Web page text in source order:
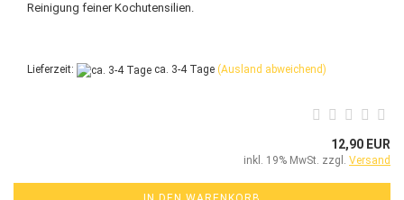
Reinigung feiner Kochutensilien.
Lieferzeit: ca. 3-4 Tage (Ausland abweichend)
12,90 EUR
inkl. 19% MwSt. zzgl. Versand